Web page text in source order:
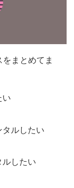
まとめてま
い
ルしたい
したい